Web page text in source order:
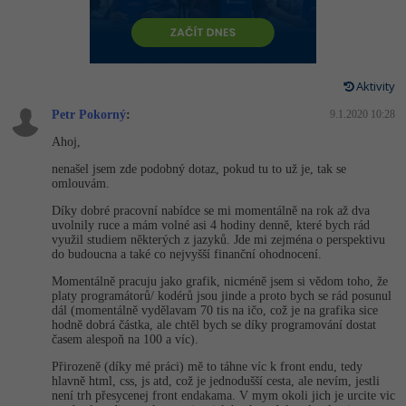
HTML5, CSS3, Bootstrap, SEO
Testování a verzování
UML a návrhové vzory
React
Spring
ASP.NET MVC
Django
Best practices
Python
HTML / CSS
UML a návrhové vzory
MySQL/MariaDB
MS-SQL
SQLite
Tester
Systémový administrátor
3D grafik
Databázový analytik
-80%
Swift -80%
Kotlin -80%
-80%
VB.NET
Návrh SW -80%
Digitální gramotnost
Marketing
UX
Business
Kryptoměny
Copywriting -30%
MS Office
Photoshop -80%
Adobe Illustrator -80%
Adobe Lightroom
Adobe InDesign
Adobe After Effects
Blender
Inkscape
Fotografování -80%
Aktivity
Petr Pokorný: 9.1.2020 10:28
Ahoj,
nenašel jsem zde podobný dotaz, pokud tu to už je, tak se
omlouvám.
Díky dobré pracovní nabídce se mi momentálně na rok až dva
uvolnily ruce a mám volné asi 4 hodiny denně, které bych rád
využil studiem některých z jazyků. Jde mi zejména o perspektivu
do budoucna a také co nejvyšší finanční ohodnocení.
Momentálně pracuju jako grafik, nicméně jsem si vědom toho, že
platy programátorů/ kodérů jsou jinde a proto bych se rád posunul
dál (momentálně vydělavam 70 tis na ičo, což je na grafika sice
hodně dobrá částka, ale chtěl bych se díky programování dostat
časem alespoň na 100 a víc).
Přirozeně (díky mé práci) mě to táhne víc k front endu, tedy
hlavně html, css, js atd, což je jednodušší cesta, ale nevím, jestli
není trh přesycenej front endakama. V mym okoli jich je urcite vic